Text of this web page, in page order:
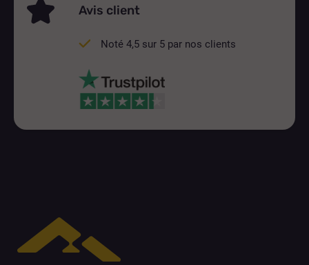
Avis client
Noté 4,5 sur 5 par nos clients